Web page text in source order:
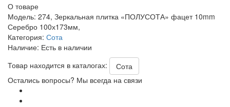
О товаре
Модель: 274, Зеркальная плитка «ПОЛУСОТА» фацет 10mm
Серебро 100х173мм,
Категория: Сота
Наличие: Есть в наличии
Товар находится в каталогах:
Сота
Остались вопросы? Мы всегда на связи